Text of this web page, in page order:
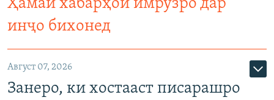
Ҳамаи хабарҳои имрӯзро дар
инҷо бихонед
Август 07, 2026
Занеро, ки хостааст писарашро